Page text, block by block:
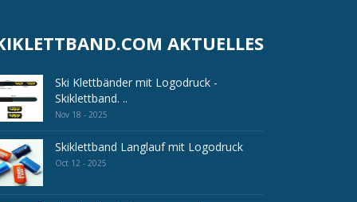
AKTUELLES
Ski Klettbänder mit Logodruck -
Skiklettband. ..
Nov 18 - 2025
Skiklettband Langlauf mit Logodruck
Oct 12 - 2025